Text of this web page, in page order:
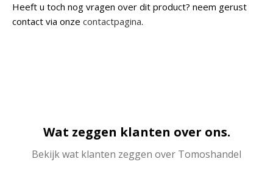
Heeft u toch nog vragen over dit product? neem gerust
contact via onze contactpagina.
Wat zeggen klanten over ons.
Bekijk wat klanten zeggen over Tomoshandel